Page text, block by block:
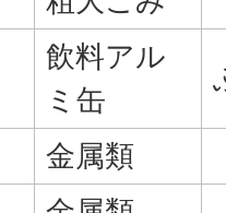
飲料アル
ミ缶
金属類